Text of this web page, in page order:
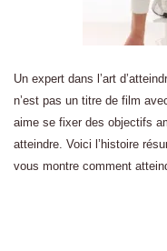
Un expert dans l’art
n’est pas un titre de film
aime se fixer des objectifs
atteindre. Voici l’histoire
vous montre comment